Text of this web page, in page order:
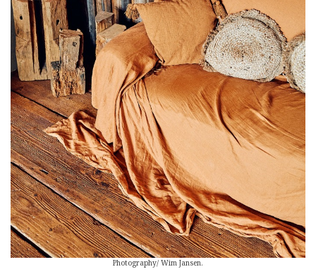
Photography/ Wim Jansen.